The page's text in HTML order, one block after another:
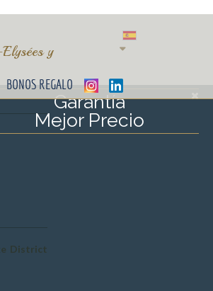
y
BONOS REGALO
Garantía
Mejor Precio
District